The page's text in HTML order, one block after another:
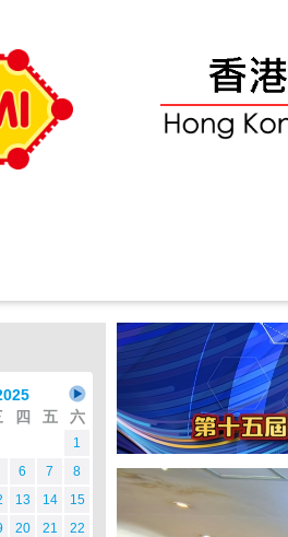
四 五 六
1
6 7
8
13 14
15
20 21
22